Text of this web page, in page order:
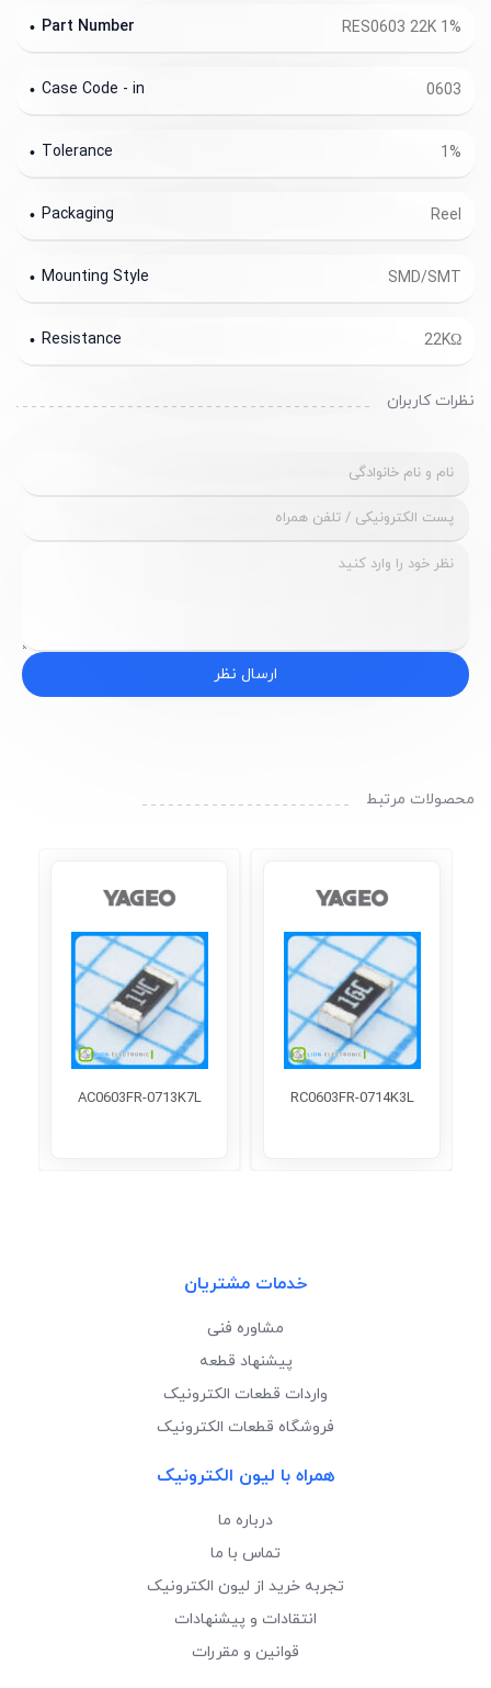
RES0603 22K 1%
Part Number
0603
Case Code - in
1%
Tolerance
Reel
Packaging
SMD/SMT
Mounting Style
22KΩ
Resistance
نظرات کاربران
ارسال نظر
محصولات مرتبط
RC0603FR-0714K3L
AC0603FR-0713K7L
خدمات مشتریان
مشاوره فنی
پیشنهاد قطعه
واردات قطعات الکترونیک
فروشگاه قطعات الکترونیک
همراه با لیون الکترونیک
درباره ما
تماس با ما
تجربه خرید از لیون الکترونیک
انتقادات و پیشنهادات
قوانین و مقررات